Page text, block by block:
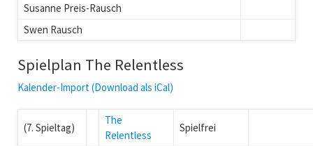
Susanne Preis-Rausch
Swen Rausch
Spielplan The Relentless
Kalender-Import (Download als iCal)
(7. Spieltag)
The
Relentless
Spielfrei